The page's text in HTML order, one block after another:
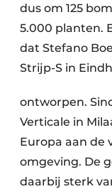
dus om 125
5.000 planten.
dat Stefano
Strijp-S in
ontworpen.
Verticale in
Europa aan de
omgeving. De
daarbij sterk